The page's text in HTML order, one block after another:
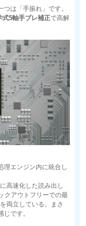
は「手振れ」です。
式5軸手ブレ補正で高解
理エンジン内に統合し
高速化した読み出し
クアウトフリーでの最
両立している。まさ
です。